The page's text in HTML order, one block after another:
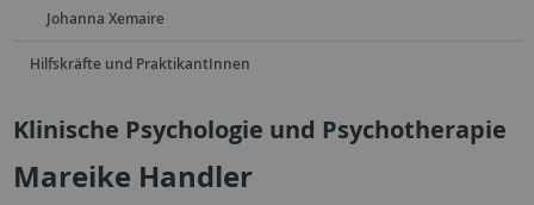
Johanna Xemaire
Hilfskräfte und PraktikantInnen
Klinische Psychologie und Psychotherapie
Mareike Handler